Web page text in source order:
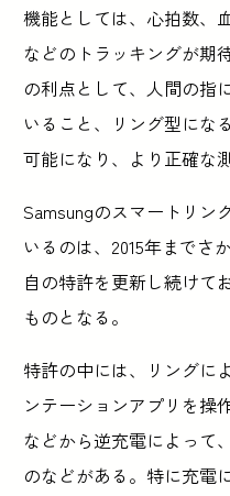
機能としては、心拍数、
などのトラッキングが期
の利点として、人間の指
いること、リング型にな
可能になり、より正確な
Samsungのスマートリン
いるのは、2015年までさ
自の特許を更新し続けて
ものとなる。
特許の中には、リングに
ンテーションアプリを操
などから逆充電によって
のなどがある。特に充電